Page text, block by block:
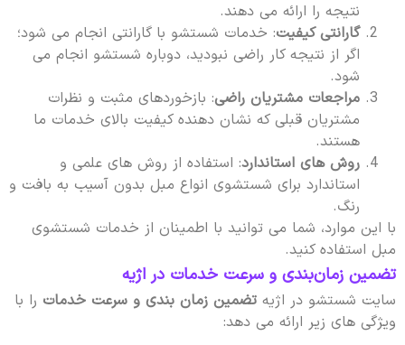
نتیجه را ارائه می دهند.
گارانتی کیفیت: خدمات شستشو با گارانتی انجام می شود؛
اگر از نتیجه کار راضی نبودید، دوباره شستشو انجام می
شود.
مراجعات مشتریان راضی: بازخوردهای مثبت و نظرات
مشتریان قبلی که نشان دهنده کیفیت بالای خدمات ما
هستند.
روش های استاندارد: استفاده از روش های علمی و
استاندارد برای شستشوی انواع مبل بدون آسیب به بافت و
رنگ.
با این موارد، شما می توانید با اطمینان از خدمات شستشوی
مبل استفاده کنید.
تضمین زمان‌بندی و سرعت خدمات در اژیه
سایت شستشو در اژیه تضمین زمان بندی و سرعت خدماترا با
ویژگی های زیر ارائه می دهد: